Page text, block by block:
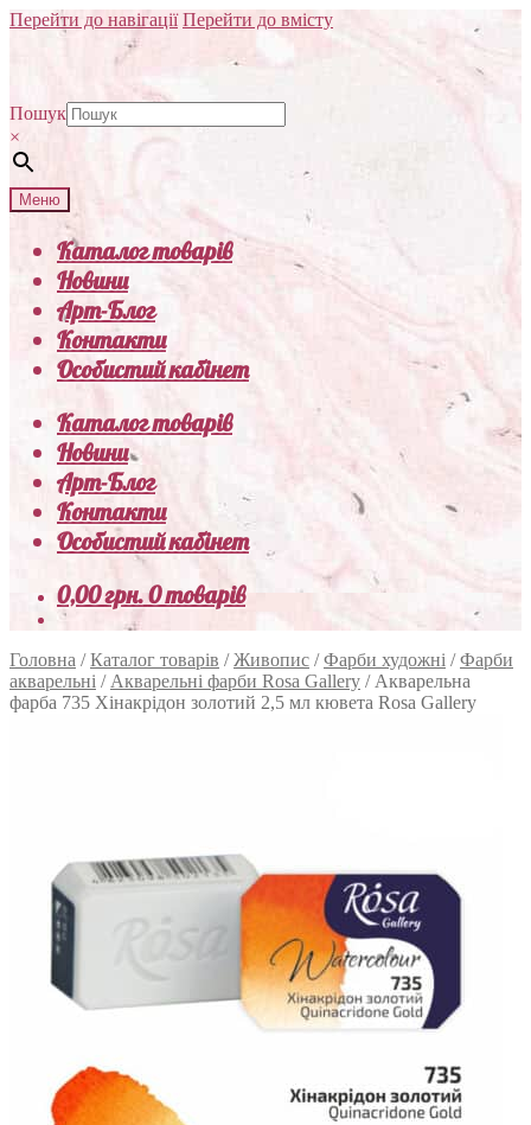
Перейти до навігації Перейти до вмісту
Пошук
×
Меню
Каталог товарів
Новини
Арт-Блог
Контакти
Особистий кабінет
Каталог товарів
Новини
Арт-Блог
Контакти
Особистий кабінет
0,00грн.0 товарів
Головна /Каталог товарів /Живопис /Фарби художні /Фарби
акварельні / Акварельні фарби Rosa Gallery / Акварельна
фарба 735 Хінакрідон золотий 2,5 мл кювета Rosa Gallery